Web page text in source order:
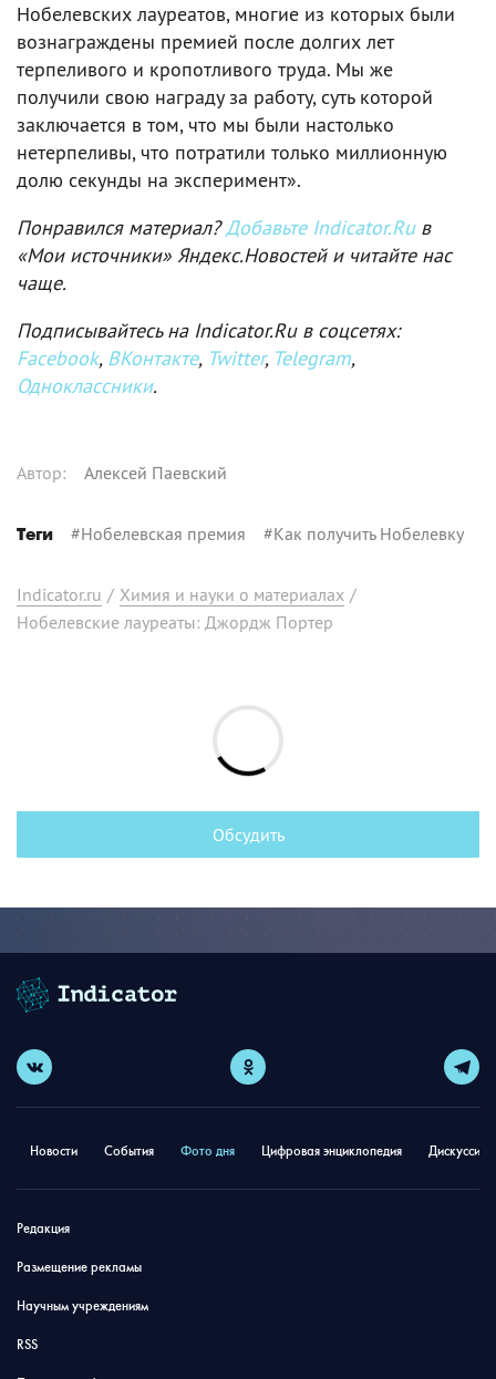
Нобелевских лауреатов, многие из которых были
вознаграждены премией после долгих лет
терпеливого и кропотливого труда. Мы же
получили свою награду за работу, суть которой
заключается в том, что мы были настолько
нетерпеливы, что потратили только миллионную
долю секунды на эксперимент».
Понравился материал?Добавьте Indicator.Ruв
«Мои источники» Яндекс.Новостей и читайте нас
чаще.
Подписывайтесь на Indicator.Ru в соцсетях:
Facebook, ВКонтакте, Twitter, Telegram,
Одноклассники.
Автор: Алексей Паевский
Теги #Нобелевская премия #Как получить Нобелевку
Indicator.ru / Химия и науки о материалах /
Нобелевские лауреаты: Джордж Портер
Обсудить
Новости События Фото дня Цифровая энциклопедия
Редакция
Размещение рекламы
Научным учреждениям
RSS